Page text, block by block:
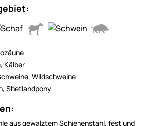
Kälber
Wildschweine
Shetlandpony
aus gewalztem Schienenstahl, fest und